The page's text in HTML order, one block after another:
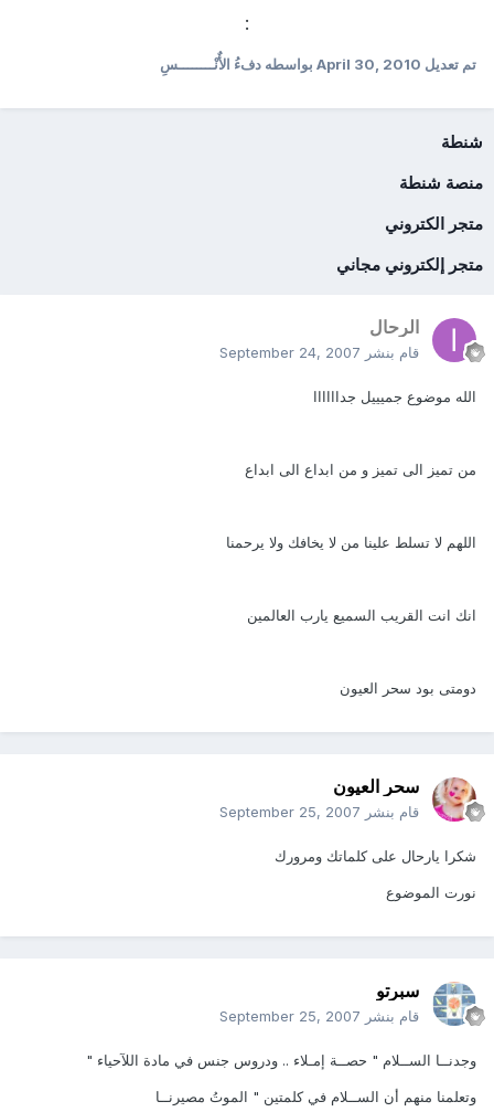
تم تعديلApril 30, 2010بواسطه دفءُ الأٌنْــــــــسِ
شنطة
منصة شنطة
متجر الكتروني
متجر إلكتروني مجاني
الرحال
قام بنشر September 24, 2007
الله موضوع جميييل جداااااا
من تميز الى تميز و من ابداع الى ابداع
اللهم لا تسلط علينا من لا يخافك ولا يرحمنا
انك انت القريب السميع يارب العالمين
دومتى بود سحر العيون
سحر العيون
قام بنشر September 25, 2007
شكرا يارحال على كلماتك ومرورك
نورت الموضوع
سبرتو
قام بنشر September 25, 2007
وجدنــا الســلام " حصــة إمـلاء .. ودروس جنس في مادة اللآحياء "
وتعلمنا منهم أن الســلام في كلمتين " الموتُ مصيرنــا